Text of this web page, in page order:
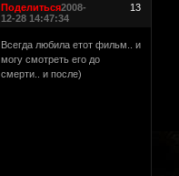
Поделиться 13
2008-
12-28 14:47:34
Всегда любила етот фильм.. и
могу смотреть его до
смерти.. и после)